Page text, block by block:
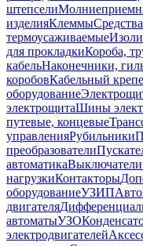
штепсели
изделияКлеммы
термоусаживаемые
для прокладкиКороба,
кабельНаконечники,
коробовКабельный
оборудование
электрощитаШины
путевые, концевые
управленияРубильники
преобразователи
автоматикаВыключатели
нагрузкиКонтакторы
оборудованиеУЗИП
двигателя
автоматыУЗО
электродвигателей